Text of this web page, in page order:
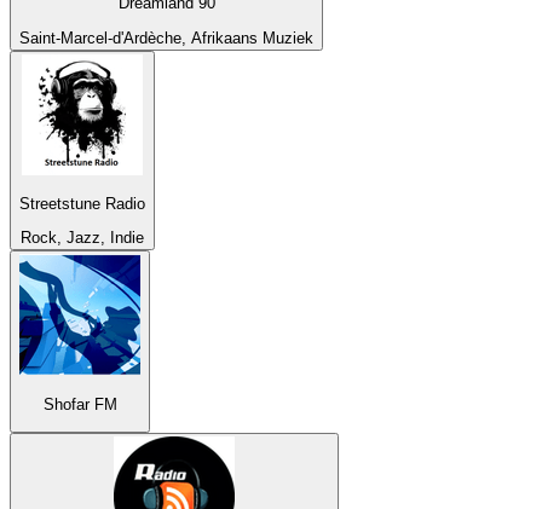
Saint-Marcel-d'Ardèche, Afrikaans Muziek
Streetstune Radio
Rock, Jazz, Indie
Shofar FM